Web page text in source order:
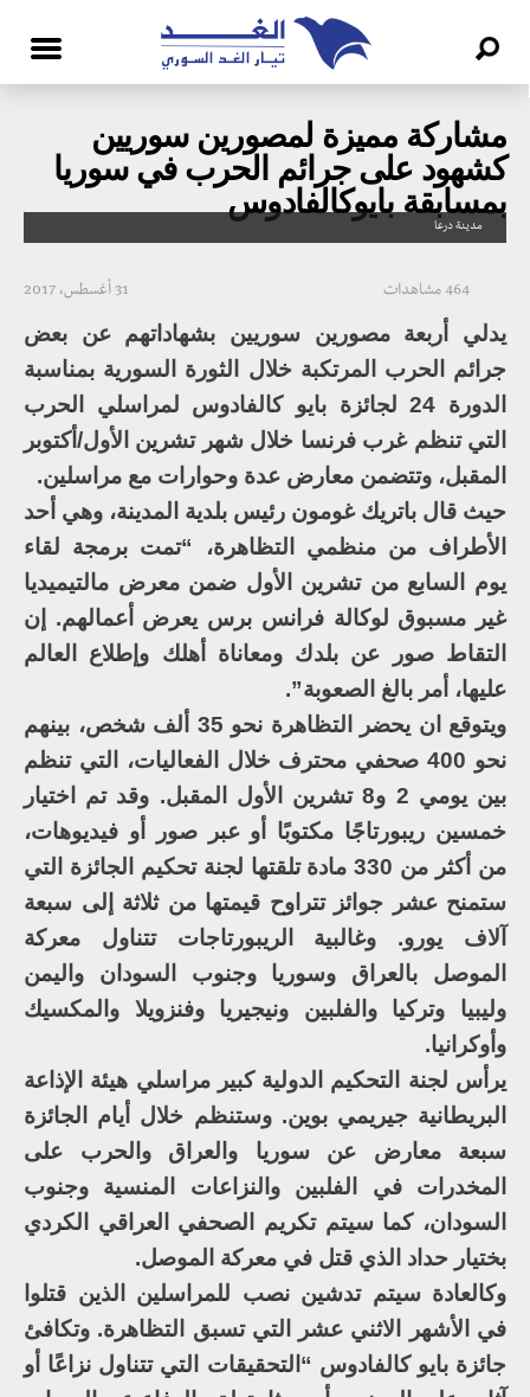
مشاركة مميزة لمصورين سوريين
كشهود على جرائم الحرب في سوريا
بمسابقة بايوكالفادوس
مدينة درعا
31 أغسطس، 2017 464 مشاهدات
يدلي أربعة مصورين سوريين بشهاداتهم عن بعض
جرائم الحرب المرتكبة خلال الثورة السورية بمناسبة
الدورة 24 لجائزة بايو كالفادوس لمراسلي الحرب
التي تنظم غرب فرنسا خلال شهر تشرين الأول/أكتوبر
المقبل، وتتضمن معارض عدة وحوارات مع مراسلين.
حيث قال باتريك غومون رئيس بلدية المدينة، وهي أحد
الأطراف من منظمي التظاهرة، “تمت برمجة لقاء
يوم السابع من تشرين الأول ضمن معرض مالتيميديا
غير مسبوق لوكالة فرانس برس يعرض أعمالهم. إن
التقاط صور عن بلدك ومعاناة أهلك وإطلاع العالم
عليها، أمر بالغ الصعوبة”.
ويتوقع ان يحضر التظاهرة نحو 35 ألف شخص، بينهم
نحو 400 صحفي محترف خلال الفعاليات، التي تنظم
بين يومي 2 و8 تشرين الأول المقبل. وقد تم اختيار
خمسين ريبورتاجًا مكتوبًا أو عبر صور أو فيديوهات،
من أكثر من 330 مادة تلقتها لجنة تحكيم الجائزة التي
ستمنح عشر جوائز تتراوح قيمتها من ثلاثة إلى سبعة
آلاف يورو. وغالبية الريبورتاجات تتناول معركة
الموصل بالعراق وسوريا وجنوب السودان واليمن
وليبيا وتركيا والفلبين ونيجيريا وفنزويلا والمكسيك
وأوكرانيا.
يرأس لجنة التحكيم الدولية كبير مراسلي هيئة الإذاعة
البريطانية جيريمي بوين. وستنظم خلال أيام الجائزة
سبعة معارض عن سوريا والعراق والحرب على
المخدرات في الفلبين والنزاعات المنسية وجنوب
السودان، كما سيتم تكريم الصحفي العراقي الكردي
بختيار حداد الذي قتل في معركة الموصل.
وكالعادة سيتم تدشين نصب للمراسلين الذين قتلوا
في الأشهر الاثني عشر التي تسبق التظاهرة. وتكافئ
جائزة بايو كالفادوس “التحقيقات التي تتناول نزاعًا أو